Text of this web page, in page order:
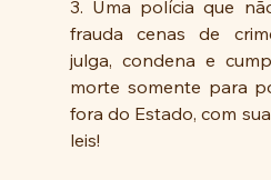
3. Uma polícia que
frauda cenas de
julga, condena e
morte somente para
fora do Estado, com
leis!